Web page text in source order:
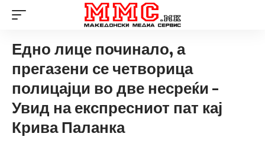
Едно лице починало, а
прегазени се четворица
полицајци во две несреќи –
Увид на експресниот пат кај
Крива Паланка